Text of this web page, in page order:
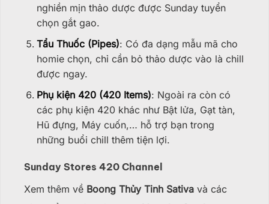
nghiền mịn thảo dược được Sunday tuyển
chọn gắt gao.
Tẩu Thuốc (Pipes): Có đa dạng mẫu mã cho
homie chọn, chỉ cần bỏ thảo dược vào là chill
được ngay.
Phụ kiện 420 (420 Items): Ngoài ra còn có
các phụ kiện 420 khác như Bật lửa, Gạt tàn,
Hũ đựng, Máy cuốn,… hỗ trợ bạn trong
những buổi chill thêm tiện lợi.
Sunday Stores 420 Channel
Xem thêm về Boong Thủy Tinh Sativa và các